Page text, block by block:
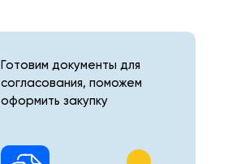
Готовим документы для
согласования, поможем
оформить закупку